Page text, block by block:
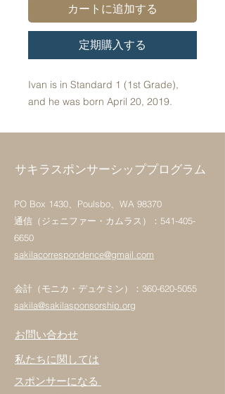
カートに追加する
定期購入する
Ivan is in Standard 1 (1st Grade),
and he was born April 20, 2019.
サキラスポンサーシッププログラム
PO Box 1430、Poulsbo、WA 98370
通信（ジェニファー・カムラス）：541-405-
6650
sakilacorrespondence@gmail.com
会計（モニカ・デュケミン）：360-620-5055
sakila@sakilasponsorship.org
お問い合わせ
私たちに関しては
スポンサーになる